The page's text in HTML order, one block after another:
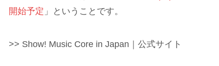
開始予定 」ということです。
>> Show! Music Core in Japan｜公式サイト